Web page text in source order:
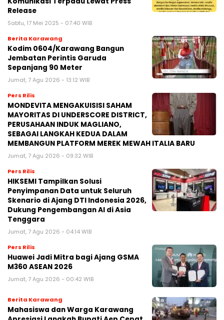
Release
Sabtu, 17 Mei 2025 - 07:40 WIB
Berita Karawang
Kodim 0604/Karawang Bangun
Jembatan Perintis Garuda
Sepanjang 90 Meter
Jumat, 7 Agu 2026 - 13:12 WIB
Pers Rilis
MONDEVITA MENGAKUISISI SAHAM
MAYORITAS DI UNDERSCORE DISTRICT,
PERUSAHAAN INDUK MAGLIANO,
SEBAGAI LANGKAH KEDUA DALAM
MEMBANGUN PLATFORM MEREK MEWAH ITALIA BARU
Jumat, 7 Agu 2026 - 09:32 WIB
Pers Rilis
HIKSEMI Tampilkan Solusi
Penyimpanan Data untuk Seluruh
Skenario di Ajang DTI Indonesia 2026,
Dukung Pengembangan AI di Asia
Tenggara
Jumat, 7 Agu 2026 - 04:14 WIB
Pers Rilis
Huawei Jadi Mitra bagi Ajang GSMA
M360 ASEAN 2026
Jumat, 7 Agu 2026 - 00:42 WIB
Berita Karawang
Mahasiswa dan Warga Karawang